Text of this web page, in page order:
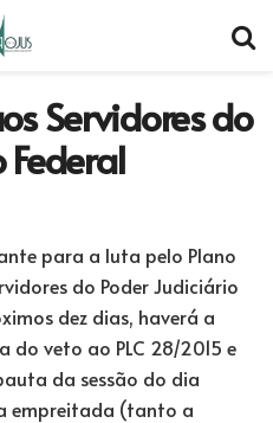
Servidores do
para a luta pelo Plano
do Poder Judiciário
dez dias, haverá a
do veto ao PLC 28/2015 e
da sessão do dia
empreitada (tanto a